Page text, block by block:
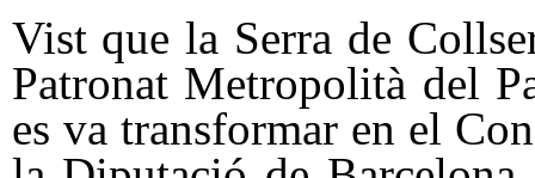
Vist que la Serra de
Patronat Metropolità del
es va transformar en el